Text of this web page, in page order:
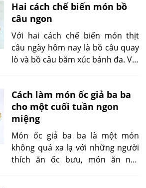
nguyên liệu thì khá là khó kiếm.
Hy vọng đây là cách chế biến
ngon nhất để bạn xử lý con le le
mà bạn đang có.
Hai cách chế biến món bồ
câu ngon
Với hai cách chế biến món thịt
câu ngày hôm nay là bồ câu quay
lò và bồ câu băm xúc bánh đa. Với
miễn phí công thức chế biến nữa
chứ.
Cách làm món ốc giả ba ba
cho một cuối tuần ngon
miệng
Món ốc giả ba ba là một món
không quá xa lạ với những người
thích ăn ốc bưu, món ăn này